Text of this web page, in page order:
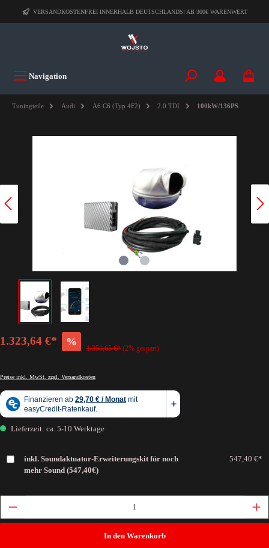
VERSANDKOSTENFREI INNERHALB DEUTSCHLANDS! AB 300€ WARENWERT
Navigation
Tuningteile Audi A6 C6 (Typ 4F2) 2.0 TDI 100kW/136PS
1.323,64 €* %
1.350,65 €* (2% gespart)
Preise inkl. MwSt. zzgl. Versandkosten
Lieferzeit: ca. 5-10 Werktage
inkl. Soundaktuator-Erweiterungskit für noch
mehr Sound (547,40€)
547,40 €*
In den Warenkorb